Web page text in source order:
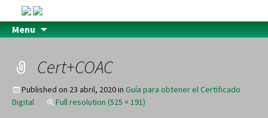
Menu
Cert+COAC
Published on 23 abril, 2020in Guía para obtener el Certificado
Digital
Full resolution (525 × 191)